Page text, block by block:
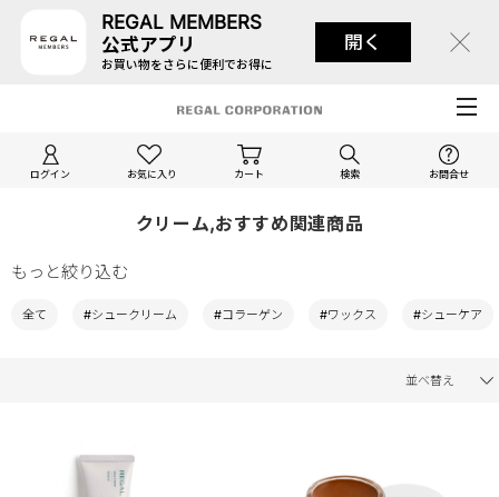
REGAL MEMBERS
公式アプリ
お買い物をさらに便利でお得に
開く
ログイン お気に入り カート 検索 お問合せ
クリーム,おすすめ関連商品
もっと絞り込む
全て #シュークリーム #コラーゲン #ワックス #シューケア
並べ替え